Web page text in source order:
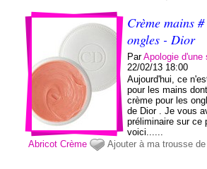
Crème mains
ongles - Dior
ParApologie d'une
22/02/13 18:00
Aujourd'hui, ce
pour les mains
crème pour les
de Dior . Je vous
préliminaire sur ce
voici......
Abricot Crème Ajouter à ma trousse